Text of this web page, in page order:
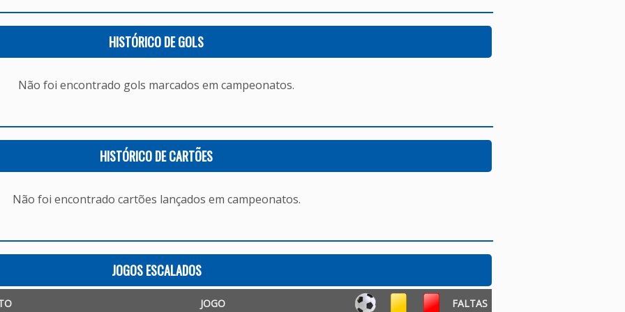
HISTÓRICO DE GOLS
Não foi encontrado gols marcados em campeonatos.
HISTÓRICO DE CARTÕES
Não foi encontrado cartões lançados em campeonatos.
JOGOS ESCALADOS
JOGO FALTAS